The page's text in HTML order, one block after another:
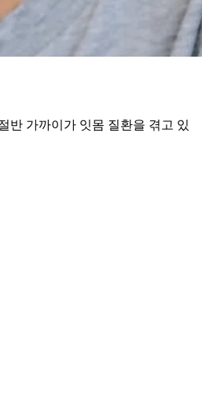
반 가까이가 잇몸 질환을 겪고 있